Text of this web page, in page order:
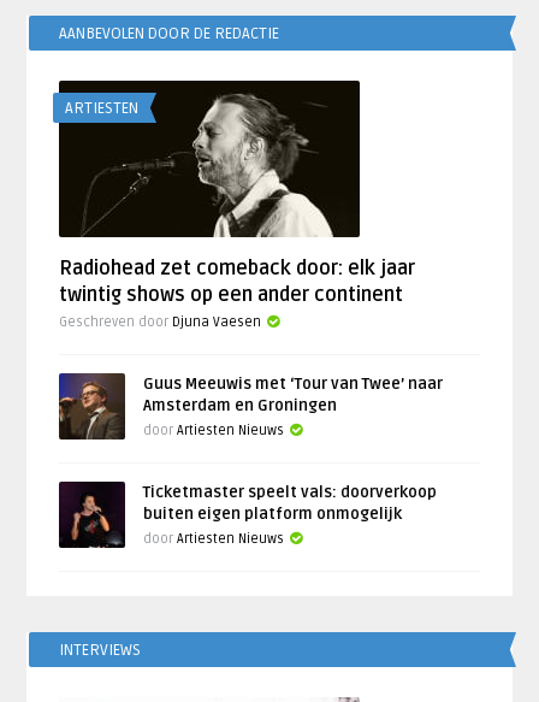
AANBEVOLEN DOOR DE REDACTIE
ARTIESTEN
Radiohead zet comeback door: elk jaar
twintig shows op een ander continent
Geschreven door Djuna Vaesen
Guus Meeuwis met ‘Tour van Twee’ naar
Amsterdam en Groningen
doorArtiesten Nieuws
Ticketmaster speelt vals: doorverkoop
buiten eigen platform onmogelijk
doorArtiesten Nieuws
INTERVIEWS